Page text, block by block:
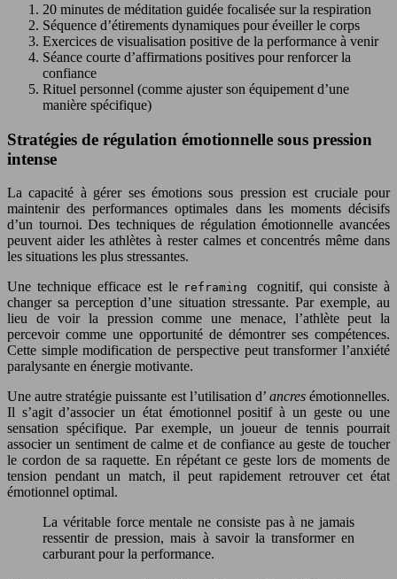
20 minutes de méditation guidée focalisée sur la respiration
Séquence d’étirements dynamiques pour éveiller le corps
Exercices de visualisation positive de la performance à venir
Séance courte d’affirmations positives pour renforcer la
confiance
Rituel personnel (comme ajuster son équipement d’une
manière spécifique)
Stratégies de régulation émotionnelle sous pression
intense
La capacité à gérer ses émotions sous pression est cruciale pour
maintenir des performances optimales dans les moments décisifs
d’un tournoi. Des techniques de régulation émotionnelle avancées
peuvent aider les athlètes à rester calmes et concentrés même dans
les situations les plus stressantes.
Une technique efficace est le reframingcognitif, qui consiste à
changer sa perception d’une situation stressante. Par exemple, au
lieu de voir la pression comme une menace, l’athlète peut la
percevoir comme une opportunité de démontrer ses compétences.
Cette simple modification de perspective peut transformer l’anxiété
paralysante en énergie motivante.
Une autre stratégie puissante est l’utilisation d’ ancres émotionnelles.
Il s’agit d’associer un état émotionnel positif à un geste ou une
sensation spécifique. Par exemple, un joueur de tennis pourrait
associer un sentiment de calme et de confiance au geste de toucher
le cordon de sa raquette. En répétant ce geste lors de moments de
tension pendant un match, il peut rapidement retrouver cet état
émotionnel optimal.
La véritable force mentale ne consiste pas à ne jamais
ressentir de pression, mais à savoir la transformer en
carburant pour la performance.